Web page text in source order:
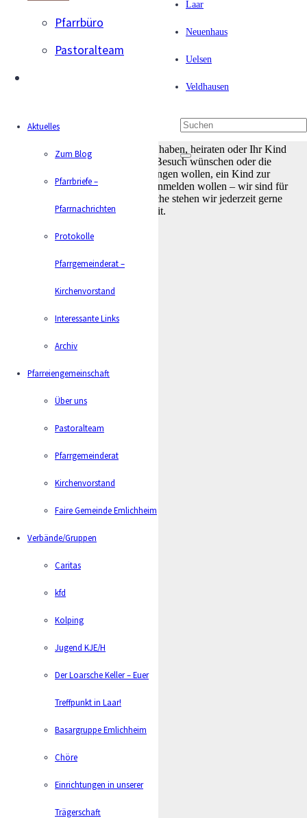
Pfarrbüro
Pastoralteam
Aktuelles
Zum Blog
Pfarrbriefe –
Pfarrnachrichten
Protokolle
Pfarrgemeinderat –
Kirchenvorstand
Interessante Links
Archiv
Pfarreiengemeinschaft
Über uns
Pastoralteam
Pfarrgemeinderat
Kirchenvorstand
Faire Gemeinde Emlichheim
Verbände/Gruppen
Caritas
kfd
Kolping
Jugend KJE/H
Der Loarsche Keller – Euer
Treffpunkt in Laar!
Basargruppe Emlichheim
Chöre
Einrichtungen in unserer
Trägerschaft
Laar
Neuenhaus
Uelsen
Veldhausen
Pastoralteam
Wir sind Da für Sie
Wenn Sie Fragen zum Glauben haben, heiraten oder Ihr Kind
taufen lassen wollen, einen Besuch wünschen oder die
Krankenkommunion empfangen wollen, ein Kind zur
Erstkommunion oder Firmung anmelden wollen – wir sind für
Sie da. Auch für Einzelgespräche stehen wir jederzeit gerne
bereit.
Pfarrbeauftragter
05941 36497- 09
015170237100